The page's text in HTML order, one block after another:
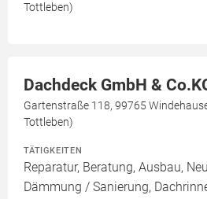
Tottleben)
Dachdeck GmbH &
Gartenstraße 118, 99765
Tottleben)
TÄTIGKEITEN
Reparatur, Beratung, Ausbau,
Dämmung / Sanierung,